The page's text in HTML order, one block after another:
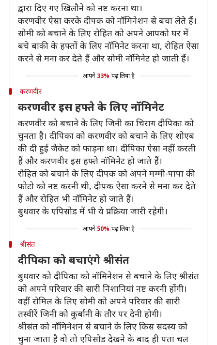
द्वारा दिए गए खिलौने को नष्ट करना था।
करणवीर ऐसा करके दीपक को नॉमिनेशन से बचा लेते हैं।
सोमी को बचाने के लिए रोहित को अपने आपको घर में
बचे बाकी के हफ्तों के लिए नॉमिनेट करना था, रोहित ऐसा
करने से मना कर देते हैं और सोमी नॉमिनेट हो जाती हैं।
आपने 33% पढ़ लिया है
करणवीर
करणवीर इस हफ्ते के लिए नॉमिनेट
करणवीर को बचाने के लिए जिनी का चिराग दीपिका को
चुनता है। दीपिका को करणवीर को बचाने के लिए शोएब
की दी हुई जैकेट को फाड़ना था। दीपिका ऐसा नहीं करती
हैं और करणवीर इस हफ्ते नॉमिनेट हो जाते हैंं।
रोहित को बचाने के लिए दीपक को अपने मम्मी-पापा की
फोटो को नष्ट करनी थी, दीपक ऐसा करने से मना कर देते
हैं और रोहित भी नॉमिनेट हो जाते हैं।
बुधवार के एपिसोड में भी ये प्रक्रिया जारी रहेगी।
आपने 50% पढ़ लिया है
श्रीसंत
दीपिका को बचाएंगे श्रीसंत
बुधवार को दीपिका को नॉमिनेशन से बचाने के लिए श्रीसंत
को अपने परिवार की सारी निशानियां नष्ट करनी होंगी।
वहीं रोमिल के लिए सोमी को अपने परिवार की सारी
तस्वीरें जिनी को कुर्बानी के तौर पर देनी होगी।
श्रीसंत को नॉमिनेशन से बचाने के लिए किस सदस्य को
चुना जाता है वो तो एपिसोड देखने के बाद ही पता चल